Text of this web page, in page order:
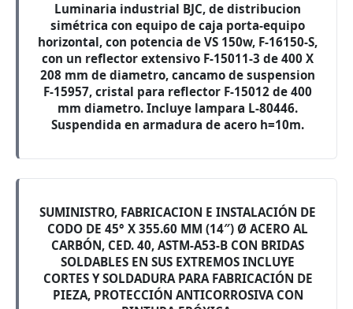
Luminaria industrial BJC, de distribucion
simétrica con equipo de caja porta-equipo
horizontal, con potencia de VS 150w, F-16150-S,
con un reflector extensivo F-15011-3 de 400 X
208 mm de diametro, cancamo de suspension
F-15957, cristal para reflector F-15012 de 400
mm diametro. Incluye lampara L-80446.
Suspendida en armadura de acero h=10m.
SUMINISTRO, FABRICACION E INSTALACIÓN DE
CODO DE 45° X 355.60 MM (14″) Ø ACERO AL
CARBÓN, CED. 40, ASTM-A53-B CON BRIDAS
SOLDABLES EN SUS EXTREMOS INCLUYE
CORTES Y SOLDADURA PARA FABRICACIÓN DE
PIEZA, PROTECCIÓN ANTICORROSIVA CON